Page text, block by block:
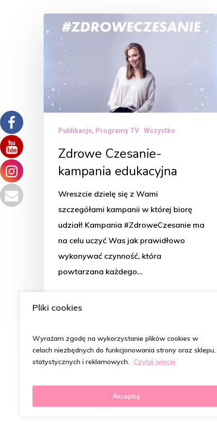
Pliki cookies
Wyrażam zgodę na wykorzystanie plików cookies w
celach niezbędnych do funkcjonowania strony oraz sklepu,
statystycznych i reklamowych. Czytaj więcej
Akceptuj
Zdrowe
Czesanie-
kampania
edukacyjna
Publikacje, Programy TV Wszystko
Zdrowe Czesanie-
kampania edukacyjna
Wreszcie dzielę się z Wami
szczegółami kampanii w której biorę
udział! Kampania #ZdroweCzesanie ma
na celu uczyć Was jak prawidłowo
wykonywać czynność, która
powtarzana każdego…